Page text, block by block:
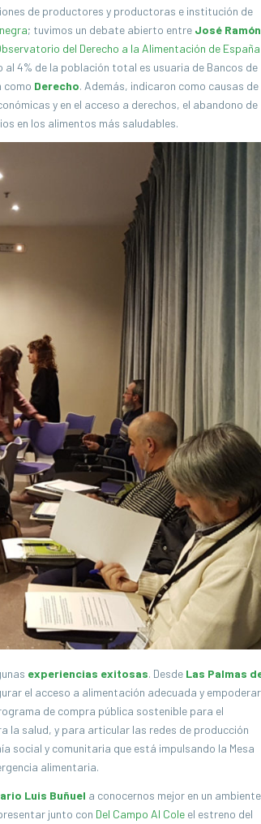
de productores y productoras e institución de
; tuvimos un debate abierto entre José Ramón
del Derecho a la Alimentación de España
al 4% de la población total es usuaria de Bancos de
como Derecho. Además, indicaron como causas de
y en el acceso a derechos, el abandono de
en los alimentos más saludables.
experiencias exitosas. Desde Las Palmas
el acceso a alimentación adecuada y empoderar
de compra pública sostenible para el
la salud, y para articular las redes de producción
social y comunitaria que está impulsando la Mesa
alimentaria.
Luis Buñuel a conocernos mejor en un ambiente
junto con Del Campo Al Cole el estreno del